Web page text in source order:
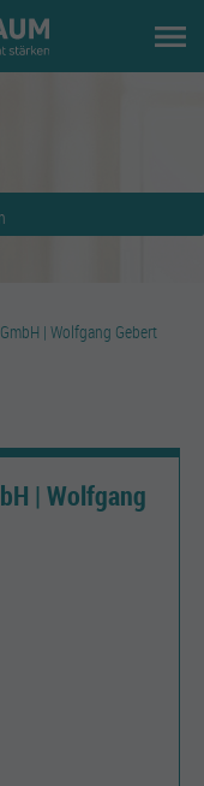
| Wolfgang Gebert
| Wolfgang